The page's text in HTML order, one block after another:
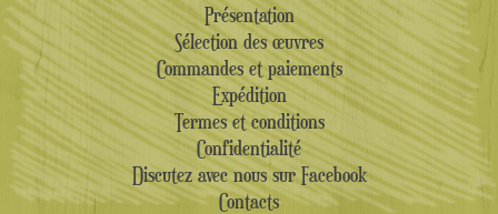
Présentation
Sélection des œuvres
Commandes et paiements
Expédition
Termes et conditions
Confidentialité
Discutez avec nous sur Facebook
Contacts